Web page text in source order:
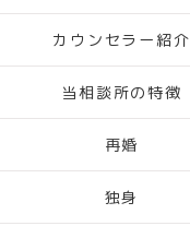
カウンセラー紹介
当相談所の特徴
再婚
独身